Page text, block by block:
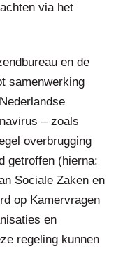
via het
en de
samenwerking
– zoals
overbrugging
getroffen (hierna:
Sociale Zaken en
op Kamervragen
en
regeling kunnen